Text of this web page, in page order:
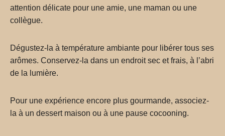
attention délicate pour une amie, une maman ou une
collègue.
Dégustez-la à température ambiante pour libérer tous ses
arômes. Conservez-la dans un endroit sec et frais, à l’abri
de la lumière.
Pour une expérience encore plus gourmande, associez-
la à un dessert maison ou à une pause cocooning.